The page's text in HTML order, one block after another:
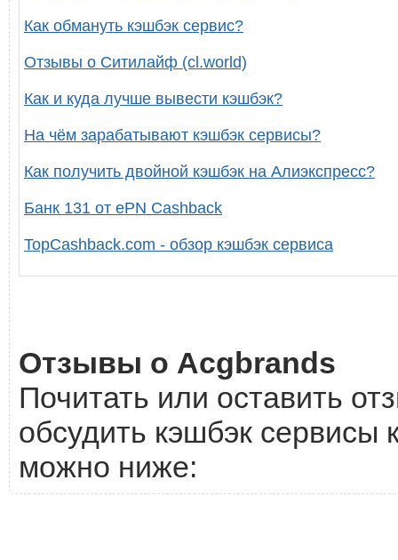
Как обмануть кэшбэк сервис?
Отзывы о Ситилайф (cl.world)
Как и куда лучше вывести кэшбэк?
На чём зарабатывают кэшбэк сервисы?
Как получить двойной кэшбэк на Алиэкспресс?
Банк 131 от ePN Cashback
TopCashback.com - обзор кэшбэк сервиса
Отзывы о Acgbrands
Почитать или оставить
обсудить кэшбэк сервисы
можно ниже: